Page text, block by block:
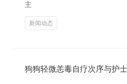
主
新闻动态
狗狗轻微恙毒自疗次序与护